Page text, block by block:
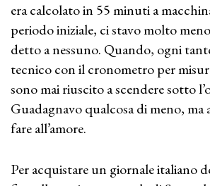
era calcolato in 55 minuti a
periodo iniziale, ci stavo molto
detto a nessuno. Quando, ogni
tecnico con il cronometro per
sono mai riuscito a scendere sotto
Guadagnavo qualcosa di meno, ma
fare all’amore.
Per acquistare un giornale italiano